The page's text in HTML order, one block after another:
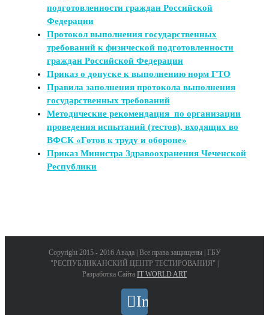
подготовленности граждан Российской
Федерации
Протокол выполнения государственных
требований к физической подготовленности
граждан Российской Федерации
Приказ о допуске к выполнению норм ГТО
Правила заполнения протокола выполнения
государственных требований
Методические рекомендация по организации
проведения испытаний (тестов), входящих во
ВФСК «Готов к труду и обороне»
Приказ Министра Здравоохранения Чеченской
Республики
Copyright 2015 - 2016 Авада | Все права защищены | ГБУ
"РЕСПУБЛИКАНСКИЙ ЦЕНТР ТЕСТИРОВАНИЯ" |
Разработка Сайта IT WORLD ART
Instagram